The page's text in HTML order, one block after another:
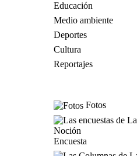
Educación
Medio ambiente
Deportes
Cultura
Reportajes
Fotos
Encuesta